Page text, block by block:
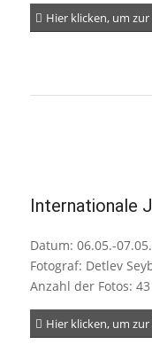
Hier klicken, um
Internationale
Datum: 06.05.-
Fotograf: Detlev
Anzahl der Fotos: 43
Hier klicken, um